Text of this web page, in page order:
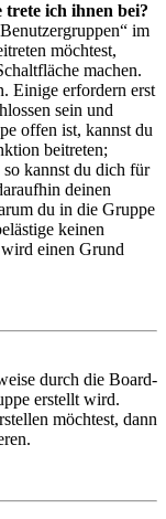
ich ihnen bei?
im
möchtest,
machen.
Einige erfordern erst
sein und
offen ist, kannst du
beitreten;
kannst du dich für
deinen
du in die Gruppe
keinen
einen Grund
durch die Board-
erstellt wird.
möchtest, dann